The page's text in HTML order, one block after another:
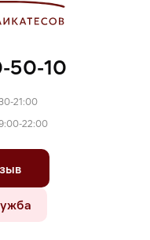
50-10
21:00
22:00